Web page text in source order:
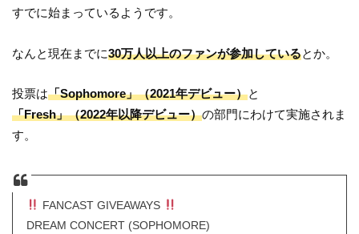
すでに始まっているようです。
なんと現在までに30万人以上のファンが参加しているとか。
投票は「Sophomore」（2021年デビュー）と
「Fresh」（2022年以降デビュー）の部門にわけて実施されま
す。
FANCAST GIVEAWAYS
DREAM CONCERT (SOPHOMORE)